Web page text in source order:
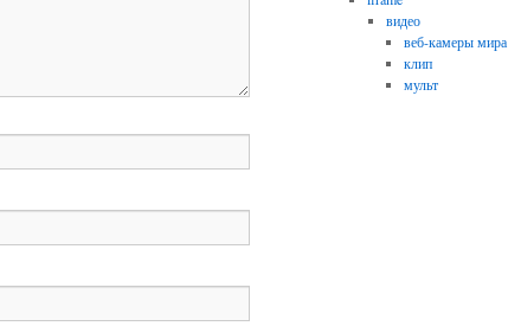
видео
веб-камеры мира
клип
мульт